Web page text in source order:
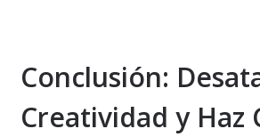
Conclusión:
Creatividad y Haz